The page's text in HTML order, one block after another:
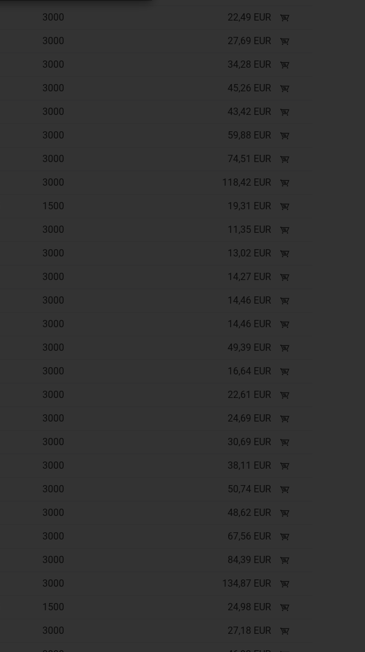
3000 22,49 EUR
3000 27,69 EUR
3000 34,28 EUR
3000 45,26 EUR
3000 43,42 EUR
3000 59,88 EUR
3000 74,51 EUR
3000 118,42 EUR
1500 19,31 EUR
3000 11,35 EUR
3000 13,02 EUR
3000 14,27 EUR
3000 14,46 EUR
3000 14,46 EUR
3000 49,39 EUR
3000 16,64 EUR
3000 22,61 EUR
3000 24,69 EUR
3000 30,69 EUR
3000 38,11 EUR
3000 50,74 EUR
3000 48,62 EUR
3000 67,56 EUR
3000 84,39 EUR
3000 134,87 EUR
1500 24,98 EUR
3000 27,18 EUR